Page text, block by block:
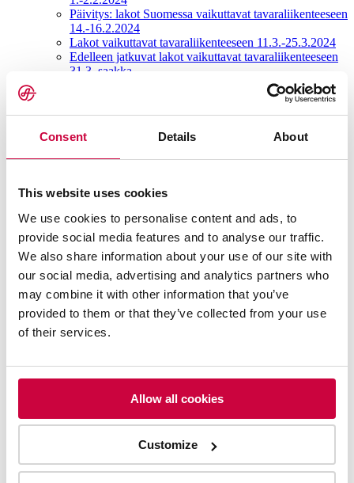
Consent Details About
This website uses cookies
We use cookies to personalise content and ads, to
provide social media features and to analyse our traffic.
We also share information about your use of our site with
our social media, advertising and analytics partners who
may combine it with other information that you’ve
provided to them or that they’ve collected from your use
of their services.
Allow all cookies
Customize
Päivitys: lakot Suomessa vaikuttavat tavaraliikenteeseen
14.-16.2.2024
Lakot vaikuttavat tavaraliikenteeseen 11.3.-25.3.2024
Edelleen jatkuvat lakot vaikuttavat tavaraliikenteeseen
31.3. saakka
Uusilla teknologioilla kohti ympäristöystävällisempiä
Ympäristötehokkaita ja turvallisia rahtikuljetuksia
rajan ylittävään liikenteeseen
Ahola Transport aloitti ensimmäisenä Suomessa
yhdistelmällä
Hans Ahola 70 vuotta -hyväntekeväisyysseminaari
Suomen vahvimmalla miehellä oli painavaa asiaa
Kokkolan koululaisille
2023
Lakot vaikuttavat tavaraliikenteeseen
Ahola Transportin ensimmäinen kansainvälisen rajan
ylittävä sähkökuorma-autokuljetus
Case Scania
Aholalle jälleen voitto kansainvälisessä Eco-Driving
Challenge -kilpailussa
päättyvät.
eTrailerin ensimmäisenä Suomessa
Vuodenvaihteen pyhät ja niiden vaikutus
rahtiliikenteeseen
SAK:n lakko vaikuttaa tavaraliikenteeseen
Joulutervehdys